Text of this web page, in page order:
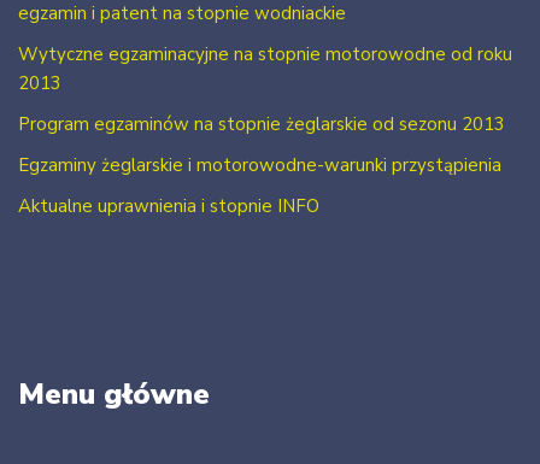
egzamin i patent na stopnie wodniackie
Wytyczne egzaminacyjne na stopnie motorowodne od roku
2013
Program egzaminów na stopnie żeglarskie od sezonu 2013
Egzaminy żeglarskie i motorowodne-warunki przystąpienia
Aktualne uprawnienia i stopnie INFO
Menu główne